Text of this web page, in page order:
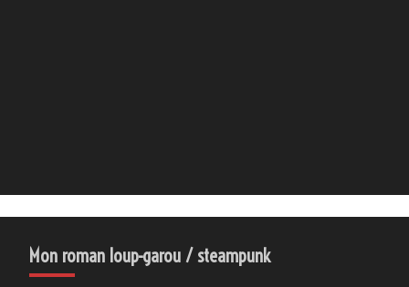
Mon roman loup-garou / steampunk